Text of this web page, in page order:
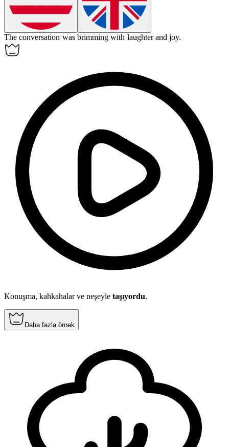
The conversation was brimming with laughter and joy.
Konuşma, kahkahalar ve neşeyle taşıyordu.
Daha fazla örnek